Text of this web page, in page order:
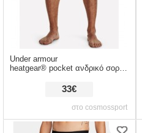
στο cosmossport
Under armour
heatgear® pocket ανδρικό σορτς (9000087416_1480)
33€